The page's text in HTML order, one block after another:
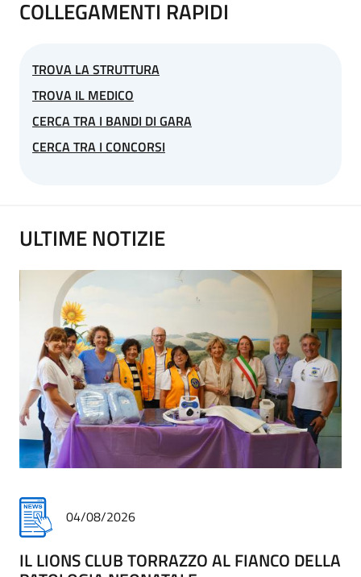
COLLEGAMENTI RAPIDI
TROVA LA STRUTTURA
TROVA IL MEDICO
CERCA TRA I BANDI DI GARA
CERCA TRA I CONCORSI
ULTIME NOTIZIE
30/07/2026
IL DONO SPIEGATO AI BAMBINI